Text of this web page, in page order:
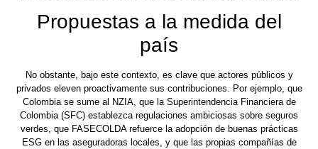
Propuestas a la medida del
país
No obstante, bajo este contexto, es clave que actores públicos y
privados eleven proactivamente sus contribuciones. Por ejemplo, que
Colombia se sume al NZIA, que la Superintendencia Financiera de
Colombia (SFC) establezca regulaciones ambiciosas sobre seguros
verdes, que FASECOLDA refuerce la adopción de buenas prácticas
ESG en las aseguradoras locales, y que las propias compañías de